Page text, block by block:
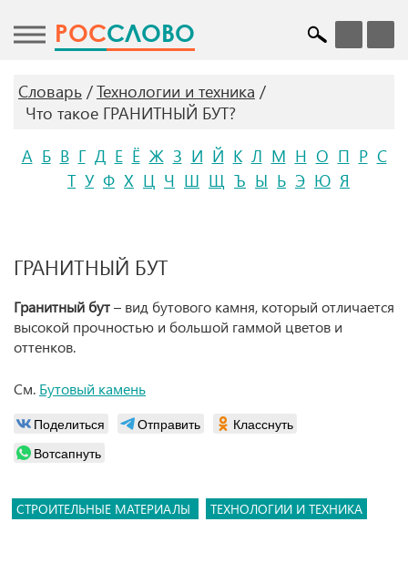
POCСЛОВО
Словарь
Технологии и техника
Что такое ГРАНИТНЫЙ БУТ?
А Б В Г Д Е Ё Ж З И Й К Л М Н О П Р С
Т У Ф Х Ц Ч Ш Щ Ъ Ы Ь Э Ю Я
ГРАНИТНЫЙ БУТ
Гранитный бут– вид бутового камня, который отличается
высокой прочностью и большой гаммой цветов и
оттенков.
См. Бутовый камень
Поделиться Отправить
Класснуть
Вотсапнуть
СТРОИТЕЛЬНЫЕ МАТЕРИАЛЫ ТЕХНОЛОГИИ И ТЕХНИКА